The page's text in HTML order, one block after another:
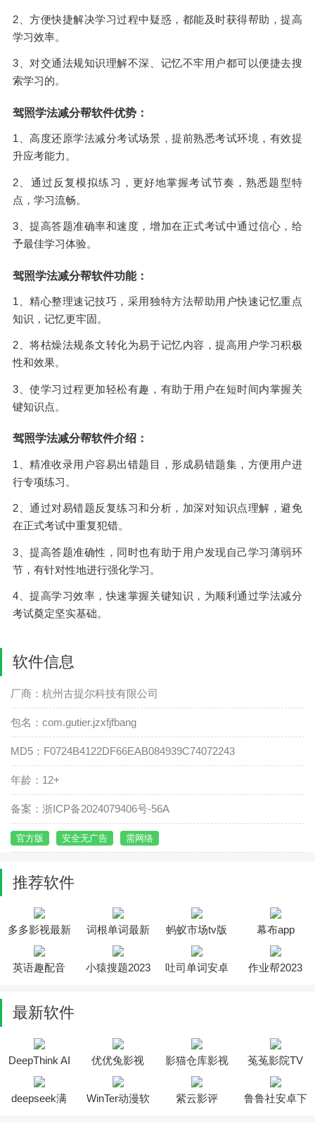
2、方便快捷解决学习过程中疑惑，都能及时获得帮助，提高
学习效率。
3、对交通法规知识理解不深、记忆不牢用户都可以便捷去搜
索学习的。
驾照学法减分帮软件优势：
1、高度还原学法减分考试场景，提前熟悉考试环境，有效提
升应考能力。
2、通过反复模拟练习，更好地掌握考试节奏，熟悉题型特
点，学习流畅。
3、提高答题准确率和速度，增加在正式考试中通过信心，给
予最佳学习体验。
驾照学法减分帮软件功能：
1、精心整理速记技巧，采用独特方法帮助用户快速记忆重点
知识，记忆更牢固。
2、将枯燥法规条文转化为易于记忆内容，提高用户学习积极
性和效果。
3、使学习过程更加轻松有趣，有助于用户在短时间内掌握关
键知识点。
驾照学法减分帮软件介绍：
1、精准收录用户容易出错题目，形成易错题集，方便用户进
行专项练习。
2、通过对易错题反复练习和分析，加深对知识点理解，避免
在正式考试中重复犯错。
3、提高答题准确性，同时也有助于用户发现自己学习薄弱环
节，有针对性地进行强化学习。
4、提高学习效率，快速掌握关键知识，为顺利通过学法减分
考试奠定坚实基础。
软件信息
厂商：杭州古提尔科技有限公司
包名：com.gutier.jzxfjfbang
MD5：F0724B4122DF66EAB084939C74072243
年龄：12+
备案：浙ICP备2024079406号-56A
官方版 安全无广告 需网络
推荐软件
多多影视最新
版
词根单词最新
版
蚂蚁市场tv版 幕布app
英语趣配音 小猿搜题2023
吐司单词安卓
作业帮2023
最新软件
DeepThink AI
软件
优优兔影视
2025最新版安
装
影猫仓库影视
投屏软件
菟菟影院TV
软件
deepseek满
WinTer动漫软
紫云影评
鲁鲁社安卓下